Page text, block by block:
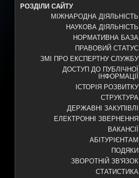
РОЗДІЛИ САЙТУ
МІЖНАРОДНА ДІЯЛЬНІСТЬ
НАУКОВА ДІЯЛЬНІСТЬ
НОРМАТИВНА БАЗА
ПРАВОВИЙ СТАТУС
ЗМІ ПРО ЕКСПЕРТНУ СЛУЖБУ
ДОСТУП ДО ПУБЛІЧНОЇ
ІНФОРМАЦІЇ
ІСТОРІЯ РОЗВИТКУ
СТРУКТУРА
ДЕРЖАВНІ ЗАКУПІВЛІ
ЕЛЕКТРОННІ ЗВЕРНЕННЯ
ВАКАНСІЇ
АБІТУРІЄНТАМ
ПОДЯКИ
ЗВОРОТНІЙ ЗВ'ЯЗОК
СТАТИСТИКА